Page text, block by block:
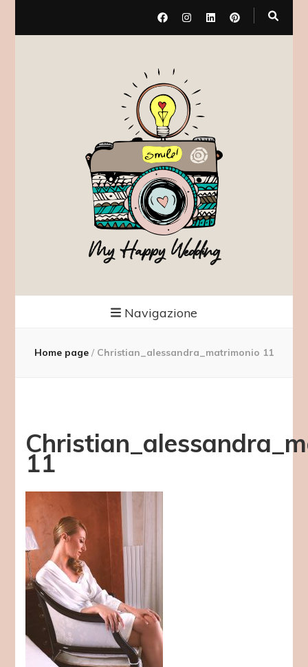
My Happy Wedding
Navigazione
Home page / Christian_alessandra_matrimonio 11
11